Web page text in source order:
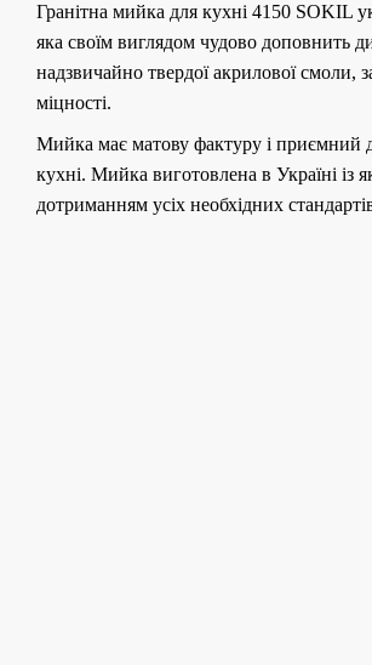
Гранітна мийка для кухні 4150 SOKIL
яка своїм виглядом чудово доповнить
надзвичайно твердої акрилової смоли,
міцності.
Мийка має матову фактуру і приємний
кухні. Мийка виготовлена ​​в Україні із
дотриманням усіх необхідних